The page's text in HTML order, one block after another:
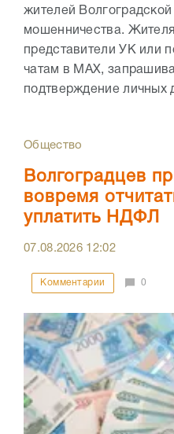
жителей
мошенничества.
представители УК или
чатам в МАХ,
подтверждение личных
Общество
Волгоградцев
вовремя
уплатить НДФЛ
07.08.2026 12:02
Комментарии 0